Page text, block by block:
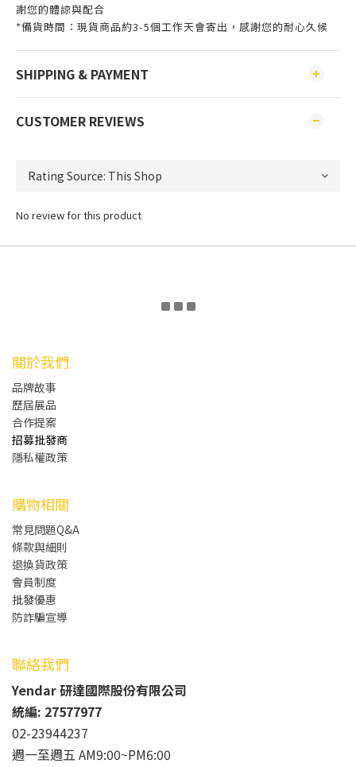
謝您的體諒與配合
*備貨時間：現貨商品約3-5個工作天會寄出，感謝您的耐心久候
SHIPPING & PAYMENT
CUSTOMER REVIEWS
No review for this product
關於我們
品牌故事
歷屆展品
合作提案
招募批發商
隱私權政策
購物相關
常見問題Q&A
條款與細則
退換貨政策
會員制度
批發優惠
防詐騙宣導
聯絡我們
Yendar 研達國際股份有限公司
統編: 27577977
02-23944237
週一至週五 AM9:00~PM6:00